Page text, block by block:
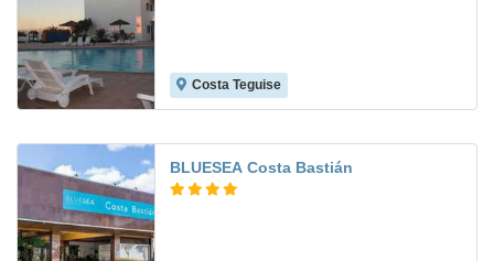
Costa Teguise
BLUESEA Costa Bastián